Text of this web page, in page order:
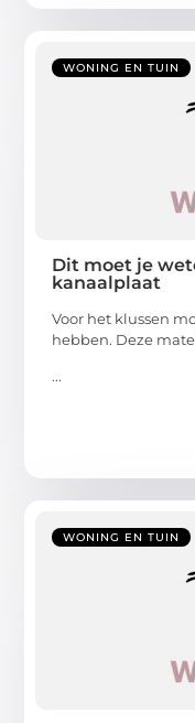
WONING EN TUIN
Dit moet je
kanaalplaat
Voor het klussen
hebben. Deze
...
WONING EN TUIN